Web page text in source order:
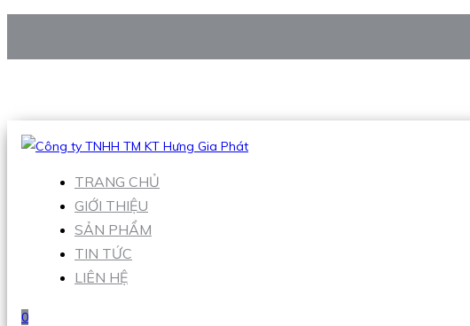
Hotline:0938 906 663
TRANG CHỦ
GIỚI THIỆU
SẢN PHẨM
TIN TỨC
LIÊN HỆ
0